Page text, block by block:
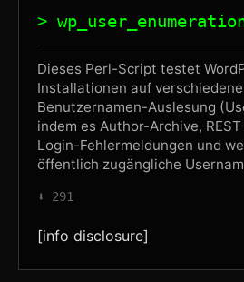
>
Dieses Perl-Script testet
Installationen auf
Benutzernamen-Auslesung
indem es Author-Archive,
Login-Fehlermeldungen und
öffentlich zugängliche
⬇️ 291
[info disclosure]